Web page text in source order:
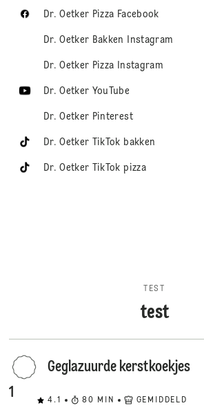
Dr. Oetker Pizza Facebook
Dr. Oetker Bakken Instagram
Dr. Oetker Pizza Instagram
Dr. Oetker YouTube
Dr. Oetker Pinterest
Dr. Oetker TikTok bakken
Dr. Oetker TikTok pizza
TEST
test
1
Geglazuurde kerstkoekjes
4.1 80 MIN GEMIDDELD